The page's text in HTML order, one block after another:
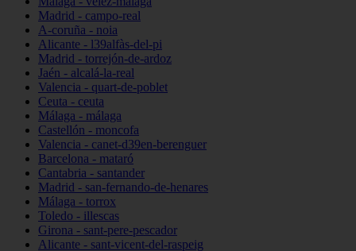
Madrid - campo-real
A-coruña - noia
Alicante - l39alfàs-del-pi
Madrid - torrejón-de-ardoz
Jaén - alcalá-la-real
Valencia - quart-de-poblet
Ceuta - ceuta
Málaga - málaga
Castellón - moncofa
Valencia - canet-d39en-berenguer
Barcelona - mataró
Cantabria - santander
Madrid - san-fernando-de-henares
Málaga - torrox
Toledo - illescas
Girona - sant-pere-pescador
Alicante - sant-vicent-del-raspeig